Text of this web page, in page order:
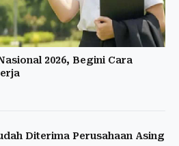
2026, Begini Cara
Diterima Perusahaan Asing